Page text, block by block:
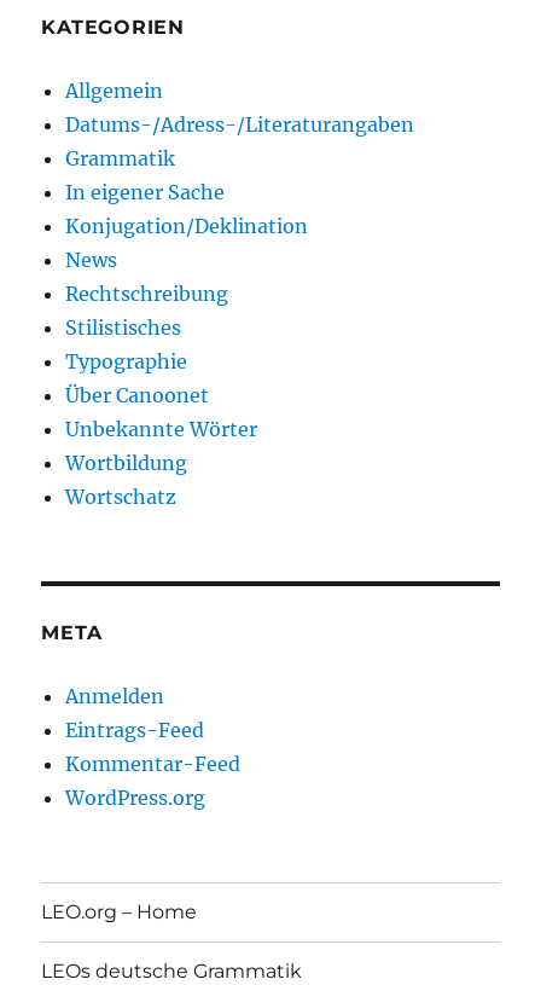
KATEGORIEN
Allgemein
Datums-/Adress-/Literaturangaben
Grammatik
In eigener Sache
Konjugation/Deklination
News
Rechtschreibung
Stilistisches
Typographie
Über Canoonet
Unbekannte Wörter
Wortbildung
Wortschatz
META
Anmelden
Eintrags-Feed
Kommentar-Feed
WordPress.org
LEO.org – Home
LEOs deutsche Grammatik